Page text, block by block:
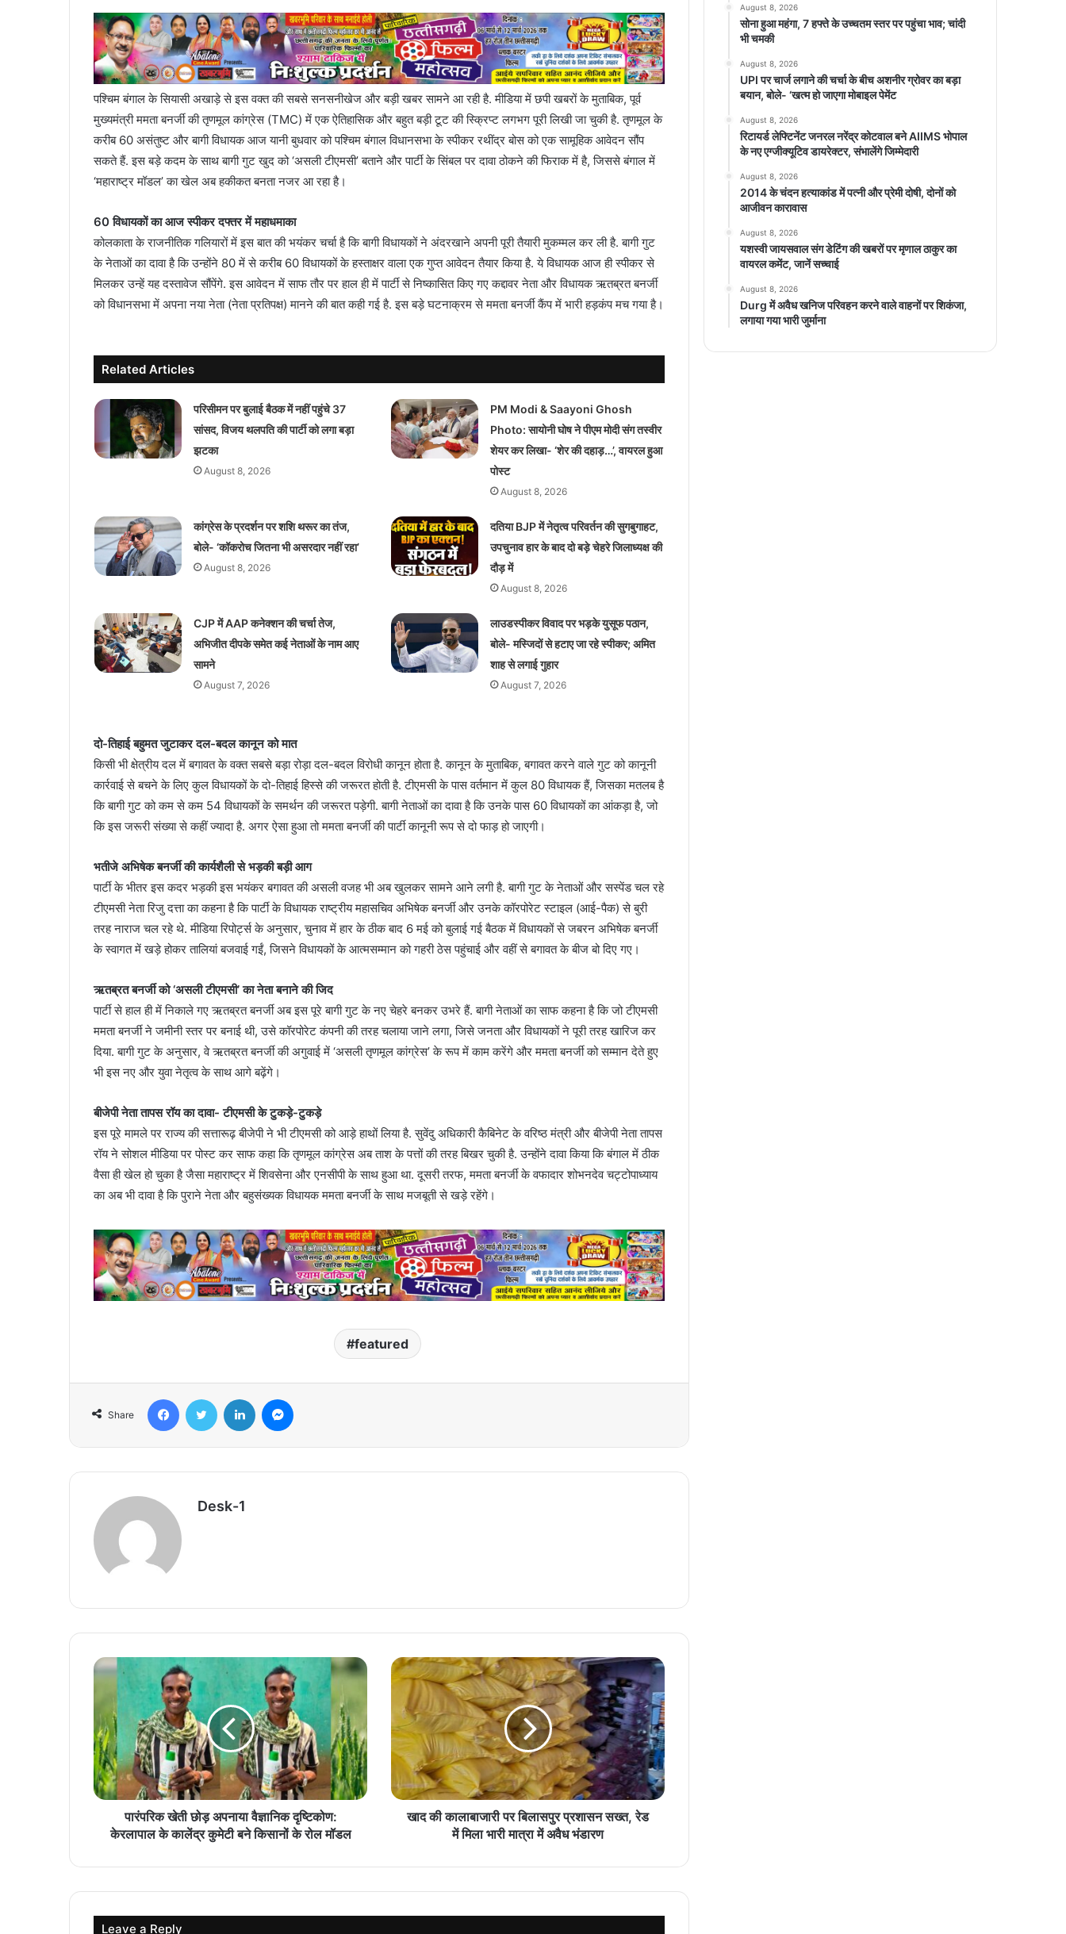
पश्चिम बंगाल के सियासी अखाड़े से इस वक्त की सबसे सनसनीखेज और बड़ी खबर सामने आ रही है. मीडिया में छपी खबरों के मुताबिक, पूर्व
मुख्यमंत्री ममता बनर्जी की तृणमूल कांग्रेस (TMC) में एक ऐतिहासिक और बहुत बड़ी टूट की स्क्रिप्ट लगभग पूरी लिखी जा चुकी है. तृणमूल के
करीब 60 असंतुष्ट और बागी विधायक आज यानी बुधवार को पश्चिम बंगाल विधानसभा के स्पीकर रथींद्र बोस को एक सामूहिक आवेदन सौंप
सकते हैं. इस बड़े कदम के साथ बागी गुट खुद को ‘असली टीएमसी’ बताने और पार्टी के सिंबल पर दावा ठोकने की फिराक में है, जिससे बंगाल में
‘महाराष्ट्र मॉडल’ का खेल अब हकीकत बनता नजर आ रहा है।
60 विधायकों का आज स्पीकर दफ्तर में महाधमाका
कोलकाता के राजनीतिक गलियारों में इस बात की भयंकर चर्चा है कि बागी विधायकों ने अंदरखाने अपनी पूरी तैयारी मुकम्मल कर ली है. बागी गुट
के नेताओं का दावा है कि उन्होंने 80 में से करीब 60 विधायकों के हस्ताक्षर वाला एक गुप्त आवेदन तैयार किया है. ये विधायक आज ही स्पीकर से
मिलकर उन्हें यह दस्तावेज सौंपेंगे. इस आवेदन में साफ तौर पर हाल ही में पार्टी से निष्कासित किए गए कद्दावर नेता और विधायक ऋतब्रत बनर्जी
को विधानसभा में अपना नया नेता (नेता प्रतिपक्ष) मानने की बात कही गई है. इस बड़े घटनाक्रम से ममता बनर्जी कैंप में भारी हड़कंप मच गया है।
Related Articles
परिसीमन पर बुलाई बैठक में नहीं पहुंचे 37
सांसद, विजय थलपति की पार्टी को लगा बड़ा
झटका
August 8, 2026
PM Modi & Saayoni Ghosh
Photo: सायोनी घोष ने पीएम मोदी संग तस्वीर
शेयर कर लिखा- ‘शेर की दहाड़…’, वायरल हुआ
पोस्ट
August 8, 2026
कांग्रेस के प्रदर्शन पर शशि थरूर का तंज,
बोले- ‘कॉकरोच जितना भी असरदार नहीं रहा’
August 8, 2026
दतिया BJP में नेतृत्व परिवर्तन की सुगबुगाहट,
उपचुनाव हार के बाद दो बड़े चेहरे जिलाध्यक्ष की
दौड़ में
August 8, 2026
CJP में AAP कनेक्शन की चर्चा तेज,
अभिजीत दीपके समेत कई नेताओं के नाम आए
सामने
August 7, 2026
लाउडस्पीकर विवाद पर भड़के युसूफ पठान,
बोले- मस्जिदों से हटाए जा रहे स्पीकर; अमित
शाह से लगाई गुहार
August 7, 2026
दो-तिहाई बहुमत जुटाकर दल-बदल कानून को मात
किसी भी क्षेत्रीय दल में बगावत के वक्त सबसे बड़ा रोड़ा दल-बदल विरोधी कानून होता है. कानून के मुताबिक, बगावत करने वाले गुट को कानूनी
कार्रवाई से बचने के लिए कुल विधायकों के दो-तिहाई हिस्से की जरूरत होती है. टीएमसी के पास वर्तमान में कुल 80 विधायक हैं, जिसका मतलब है
कि बागी गुट को कम से कम 54 विधायकों के समर्थन की जरूरत पड़ेगी. बागी नेताओं का दावा है कि उनके पास 60 विधायकों का आंकड़ा है, जो
कि इस जरूरी संख्या से कहीं ज्यादा है. अगर ऐसा हुआ तो ममता बनर्जी की पार्टी कानूनी रूप से दो फाड़ हो जाएगी।
भतीजे अभिषेक बनर्जी की कार्यशैली से भड़की बड़ी आग
पार्टी के भीतर इस कदर भड़की इस भयंकर बगावत की असली वजह भी अब खुलकर सामने आने लगी है. बागी गुट के नेताओं और सस्पेंड चल रहे
टीएमसी नेता रिजु दत्ता का कहना है कि पार्टी के विधायक राष्ट्रीय महासचिव अभिषेक बनर्जी और उनके कॉरपोरेट स्टाइल (आई-पैक) से बुरी
तरह नाराज चल रहे थे. मीडिया रिपोर्ट्स के अनुसार, चुनाव में हार के ठीक बाद 6 मई को बुलाई गई बैठक में विधायकों से जबरन अभिषेक बनर्जी
के स्वागत में खड़े होकर तालियां बजवाई गईं, जिसने विधायकों के आत्मसम्मान को गहरी ठेस पहुंचाई और वहीं से बगावत के बीज बो दिए गए।
ऋतब्रत बनर्जी को ‘असली टीएमसी’ का नेता बनाने की जिद
पार्टी से हाल ही में निकाले गए ऋतब्रत बनर्जी अब इस पूरे बागी गुट के नए चेहरे बनकर उभरे हैं. बागी नेताओं का साफ कहना है कि जो टीएमसी
ममता बनर्जी ने जमीनी स्तर पर बनाई थी, उसे कॉरपोरेट कंपनी की तरह चलाया जाने लगा, जिसे जनता और विधायकों ने पूरी तरह खारिज कर
दिया. बागी गुट के अनुसार, वे ऋतब्रत बनर्जी की अगुवाई में ‘असली तृणमूल कांग्रेस’ के रूप में काम करेंगे और ममता बनर्जी को सम्मान देते हुए
भी इस नए और युवा नेतृत्व के साथ आगे बढ़ेंगे।
बीजेपी नेता तापस रॉय का दावा- टीएमसी के टुकड़े-टुकड़े
इस पूरे मामले पर राज्य की सत्तारूढ़ बीजेपी ने भी टीएमसी को आड़े हाथों लिया है. सुवेंदु अधिकारी कैबिनेट के वरिष्ठ मंत्री और बीजेपी नेता तापस
रॉय ने सोशल मीडिया पर पोस्ट कर साफ कहा कि तृणमूल कांग्रेस अब ताश के पत्तों की तरह बिखर चुकी है. उन्होंने दावा किया कि बंगाल में ठीक
वैसा ही खेल हो चुका है जैसा महाराष्ट्र में शिवसेना और एनसीपी के साथ हुआ था. दूसरी तरफ, ममता बनर्जी के वफादार शोभनदेव चट्टोपाध्याय
का अब भी दावा है कि पुराने नेता और बहुसंख्यक विधायक ममता बनर्जी के साथ मजबूती से खड़े रहेंगे।
featured
Share
Desk-1
​पारंपरिक खेती छोड़ अपनाया वैज्ञानिक दृष्टिकोण:
केरलापाल के कालेंद्र कुमेटी बने किसानों के रोल मॉडल
खाद की कालाबाजारी पर बिलासपुर प्रशासन सख्त, रेड
में मिला भारी मात्रा में अवैध भंडारण
Leave a Reply
August 8, 2026
सोना हुआ महंगा, 7 हफ्ते के उच्चतम स्तर पर पहुंचा भाव; चांदी
भी चमकी
August 8, 2026
UPI पर चार्ज लगाने की चर्चा के बीच अशनीर ग्रोवर का बड़ा
बयान, बोले- ‘खत्म हो जाएगा मोबाइल पेमेंट
August 8, 2026
रिटायर्ड लेफ्टिनेंट जनरल नरेंद्र कोटवाल बने AIIMS भोपाल
के नए एग्जीक्यूटिव डायरेक्टर, संभालेंगे जिम्मेदारी
August 8, 2026
2014 के चंदन हत्याकांड में पत्नी और प्रेमी दोषी, दोनों को
आजीवन कारावास
August 8, 2026
यशस्वी जायसवाल संग डेटिंग की खबरों पर मृणाल ठाकुर का
वायरल कमेंट, जानें सच्चाई
August 8, 2026
Durg में अवैध खनिज परिवहन करने वाले वाहनों पर शिकंजा,
लगाया गया भारी जुर्माना